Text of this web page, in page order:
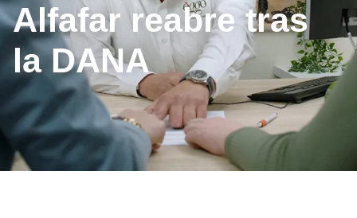
Alfafar reabre tras
la DANA